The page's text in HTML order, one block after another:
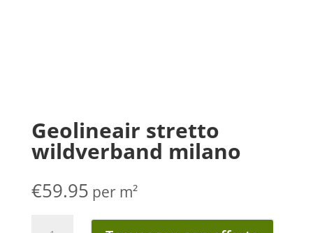
Geolineair stretto
wildverband milano
€59.95 per m²